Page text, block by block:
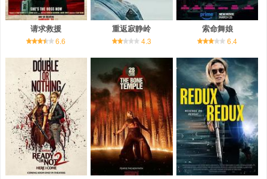
请求救援
6.6
重返寂静岭
4.3
索命舞娘
6.4